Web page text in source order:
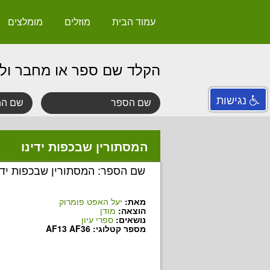
עמוד הבית מוזלים מומלצים
הקלד שם ספר או מחבר
המסתורין שבכפות ידינו
שם הספר: המסתורין שבכפות
מאת: יעל האפט פומרוק
הוצאה: מודן
נושאים: ספרי עיון
מספר קטלוגי: AF13 AF36
נגישות